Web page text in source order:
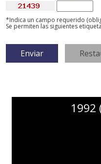
*Indica un campo requerido
Se permiten las siguientes
1992